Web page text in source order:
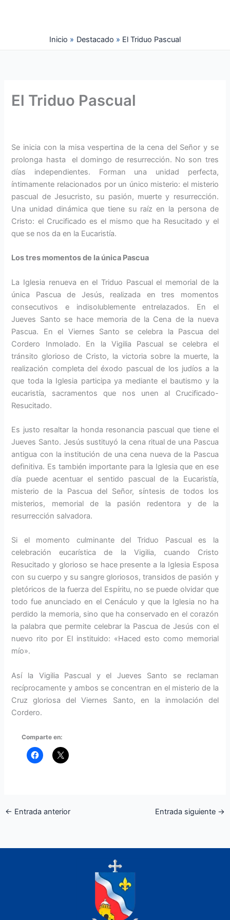
Inicio
Destacado El Triduo Pascual
El Triduo Pascual
Se inicia con la misa vespertina de la cena del Señor y se
prolonga hasta el domingo de resurrección. No son tres
días independientes. Forman una unidad perfecta,
íntimamente relacionados por un único misterio: el misterio
pascual de Jesucristo, su pasión, muerte y resurrección.
Una unidad dinámica que tiene su raíz en la persona de
Cristo: el Crucificado es el mismo que ha Resucitado y el
que se nos da en la Eucaristía.
Los tres momentos de la única Pascua
La Iglesia renueva en el Triduo Pascual el memorial de la
única Pascua de Jesús, realizada en tres momentos
consecutivos e indisolublemente entrelazados. En el
Jueves Santo se hace memoria de la Cena de la nueva
Pascua. En el Viernes Santo se celebra la Pascua del
Cordero Inmolado. En la Vigilia Pascual se celebra el
tránsito glorioso de Cristo, la victoria sobre la muerte, la
realización completa del éxodo pascual de los judíos a la
que toda la Iglesia participa ya mediante el bautismo y la
eucaristía, sacramentos que nos unen al Crucificado-
Resucitado.
Es justo resaltar la honda resonancia pascual que tiene el
Jueves Santo. Jesús sustituyó la cena ritual de una Pascua
antigua con la institución de una cena nueva de la Pascua
definitiva. Es también importante para la Iglesia que en ese
día puede acentuar el sentido pascual de la Eucaristía,
misterio de la Pascua del Señor, síntesis de todos los
misterios, memorial de la pasión redentora y de la
resurrección salvadora.
Si el momento culminante del Triduo Pascual es la
celebración eucarística de la Vigilia, cuando Cristo
Resucitado y glorioso se hace presente a la Iglesia Esposa
con su cuerpo y su sangre gloriosos, transidos de pasión y
pletóricos de la fuerza del Espíritu, no se puede olvidar que
todo fue anunciado en el Cenáculo y que la Iglesia no ha
perdido la memoria, sino que ha conservado en el corazón
la palabra que permite celebrar la Pascua de Jesús con el
nuevo rito por El instituido: «Haced esto como memorial
mío».
Así la Vigilia Pascual y el Jueves Santo se reclaman
recíprocamente y ambos se concentran en el misterio de la
Cruz gloriosa del Viernes Santo, en la inmolación del
Cordero.
Comparte en:
← Entrada anterior Entrada siguiente →